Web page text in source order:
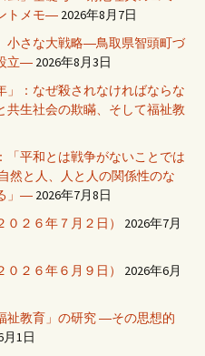
トメモ― 2026年8月7日
小さな大戦略―鳥取県智頭町づ
立― 2026年8月3日
：なぜ殺されなければならな
生社会の欺瞞、そして福祉教
平和とは戦争がないことでは
然と人、人と人の関係性のな
」― 2026年7月8日
２６年７月２日）
2026年7月
２６年６月９日）
2026年6月
教育」の研究 ―その思想的
月1日